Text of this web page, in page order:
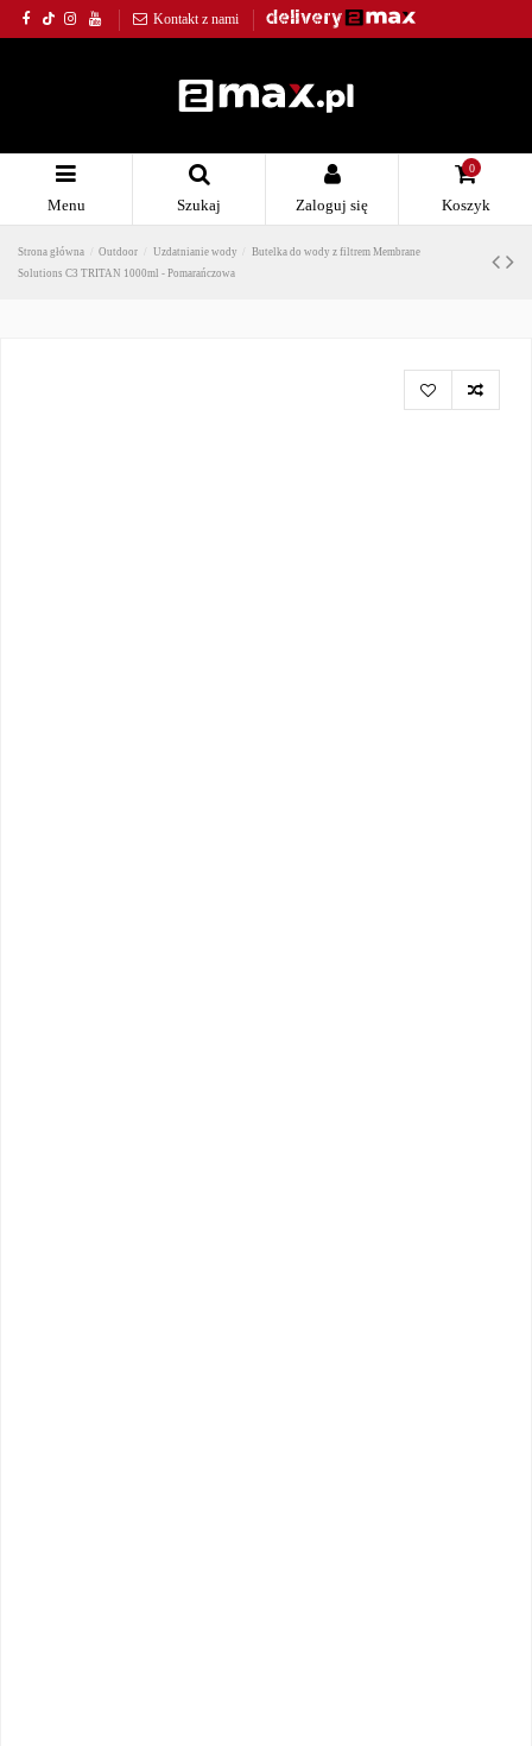
Kontakt z nami
Menu Szukaj Zaloguj się
0
Koszyk
Strona główna Outdoor Uzdatnianie wody
Butelka do wody z filtrem Membrane
Solutions C3 TRITAN 1000ml - Pomarańczowa